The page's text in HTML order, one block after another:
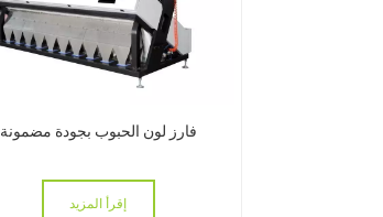
فارز لون الحبوب بجودة مضمونة
إقرأ المزيد